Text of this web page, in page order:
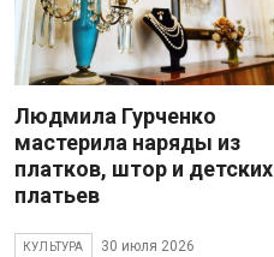
Людмила Гурченко
мастерила наряды из
платков, штор и детских
платьев
КУЛЬТУРА 30 июля 2026